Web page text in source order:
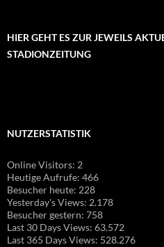
HIER GEHT ES ZUR JEWEILS
STADIONZEITUNG
NUTZERSTATISTIK
Online Visitors: 2
Heutige Aufrufe: 466
Besucher heute: 228
Yesterday's Views: 2.178
Besucher gestern: 758
Last 30 Days Views: 63.572
Last 365 Days Views: 528.276